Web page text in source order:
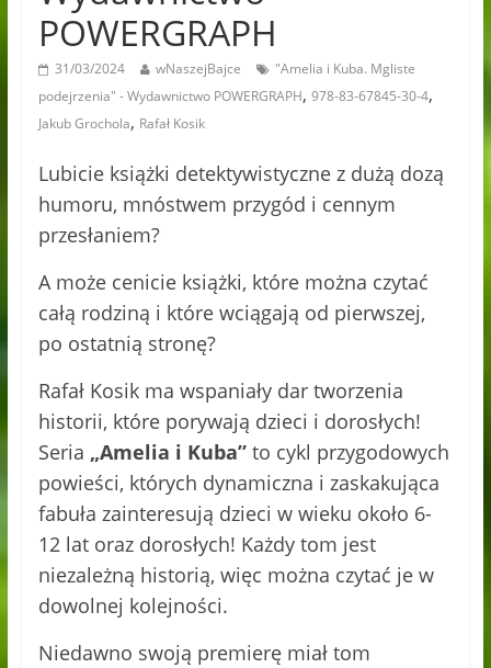
POWERGRAPH
31/03/2024 wNaszejBajce
"Amelia i Kuba. Mgliste
podejrzenia" - Wydawnictwo POWERGRAPH, 978-83-67845-30-4,
Jakub Grochola, Rafał Kosik
Lubicie książki detektywistyczne z dużą dozą
humoru, mnóstwem przygód i cennym
przesłaniem?
A może cenicie książki, które można czytać
całą rodziną i które wciągają od pierwszej,
po ostatnią stronę?
Rafał Kosik ma wspaniały dar tworzenia
historii, które porywają dzieci i dorosłych!
Seria „Amelia i Kuba”to cykl przygodowych
powieści, których dynamiczna i zaskakująca
fabuła zainteresują dzieci w wieku około 6-
12 lat oraz dorosłych! Każdy tom jest
niezależną historią, więc można czytać je w
dowolnej kolejności.
Niedawno swoją premierę miał tom